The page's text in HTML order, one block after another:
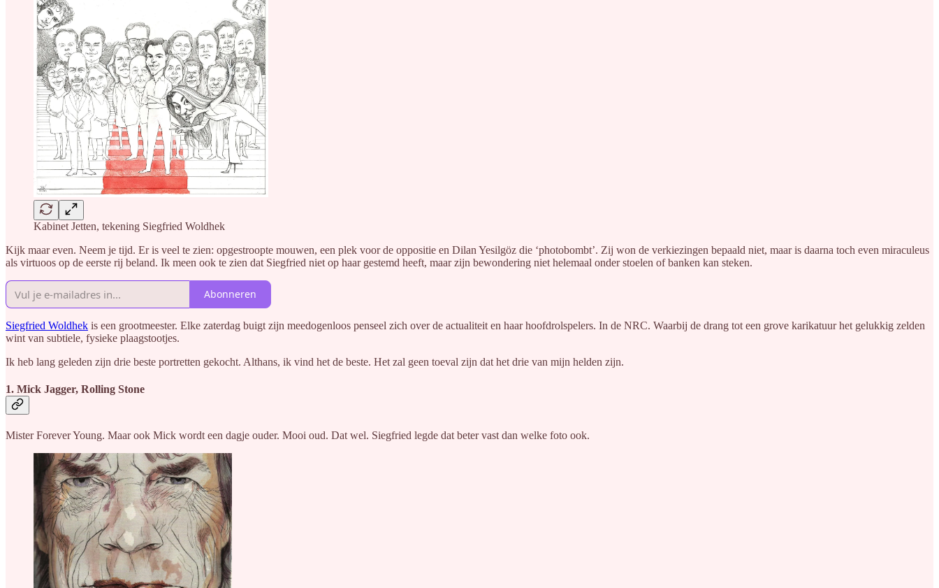
Kabinet Jetten, tekening Siegfried Woldhek
Kijk maar even. Neem je tijd. Er is veel te zien: opgestroopte mouwen, een plek voor de oppositie en Dilan Yesilgöz die ‘photobombt’. Zij won de verkiezingen bepaald niet, maar is daarna toch even miraculeus
als virtuoos op de eerste rij beland. Ik meen ook te zien dat Siegfried niet op haar gestemd heeft, maar zijn bewondering niet helemaal onder stoelen of banken kan steken.
Abonneren
Siegfried Woldhek is een grootmeester. Elke zaterdag buigt zijn meedogenloos penseel zich over de actualiteit en haar hoofdrolspelers. In de NRC. Waarbij de drang tot een grove karikatuur het gelukkig zelden
wint van subtiele, fysieke plaagstootjes.
Ik heb lang geleden zijn drie beste portretten gekocht. Althans, ik vind het de beste. Het zal geen toeval zijn dat het drie van mijn helden zijn.
1. Mick Jagger, Rolling Stone
Mister Forever Young. Maar ook Mick wordt een dagje ouder. Mooi oud. Dat wel. Siegfried legde dat beter vast dan welke foto ook.